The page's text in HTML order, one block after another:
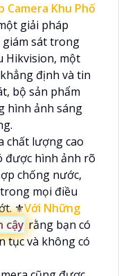
Camera Khu Phố
giải pháp
giám sát trong
Hikvision, một
định và tin
bộ sản phẩm
hình ảnh sáng
chất lượng cao
được hình ảnh rõ
chống nước,
mọi điều
⚜️Với Những
cậy rằng bạn có
tục và không có